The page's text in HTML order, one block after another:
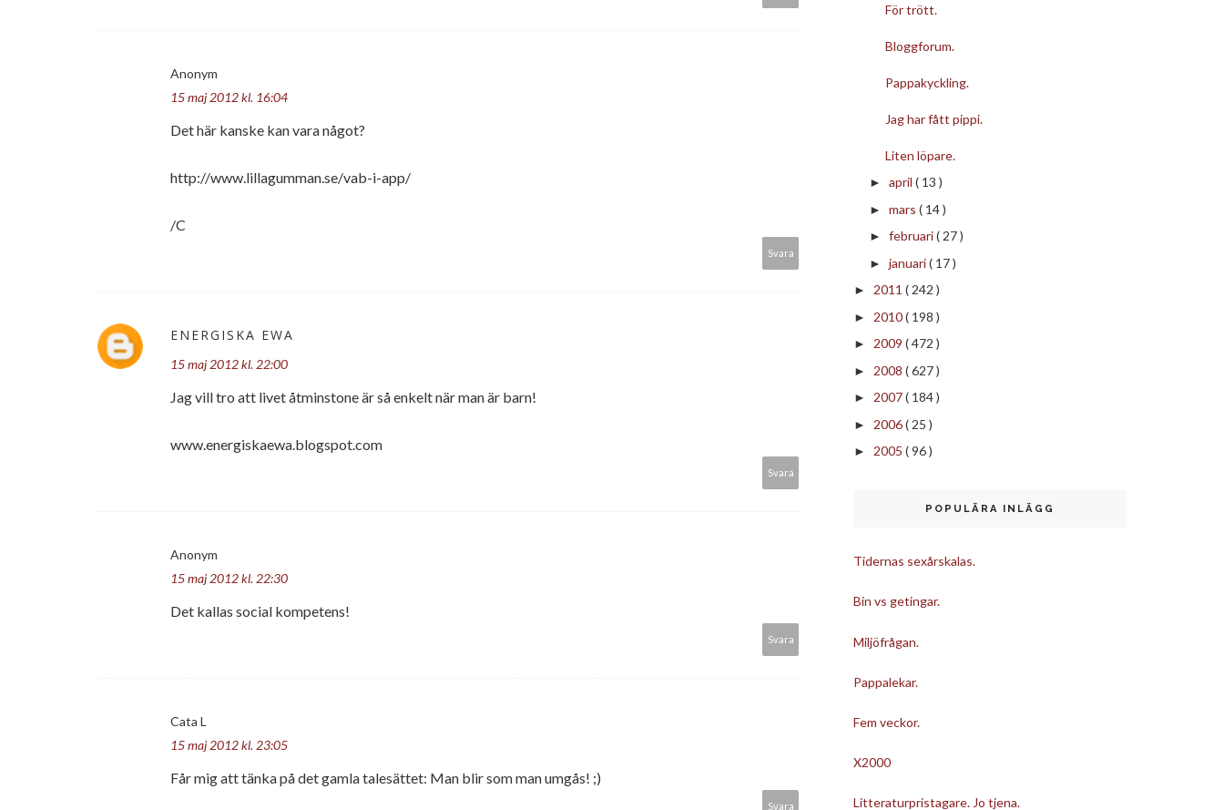
Anonym
15 maj 2012 kl. 16:04
Det här kanske kan vara något?
http://www.lillagumman.se/vab-i-app/
/C
Svara
ENERGISKA EWA
15 maj 2012 kl. 22:00
Jag vill tro att livet åtminstone är så enkelt när man är barn!
www.energiskaewa.blogspot.com
Svara
Anonym
15 maj 2012 kl. 22:30
Det kallas social kompetens!
Svara
Cata L
15 maj 2012 kl. 23:05
Får mig att tänka på det gamla talesättet: Man blir som man umgås! ;)
Svara
För trött.
Bloggforum.
Pappakyckling.
Jag har fått pippi.
Liten löpare.
► april ( 13 )
► mars ( 14 )
► februari( 27 )
► januari( 17 )
► 2011 ( 242 )
► 2010( 198 )
► 2009 ( 472 )
► 2008 ( 627 )
► 2007( 184 )
► 2006( 25 )
► 2005 ( 96 )
POPULÄRA INLÄGG
Tidernas sexårskalas.
Bin vs getingar.
Miljöfrågan.
Pappalekar.
Fem veckor.
X2000
Litteraturpristagare. Jo tjena.